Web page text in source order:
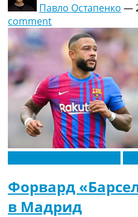
Павло Остапенко —
comment
Форвард
в Мадрид